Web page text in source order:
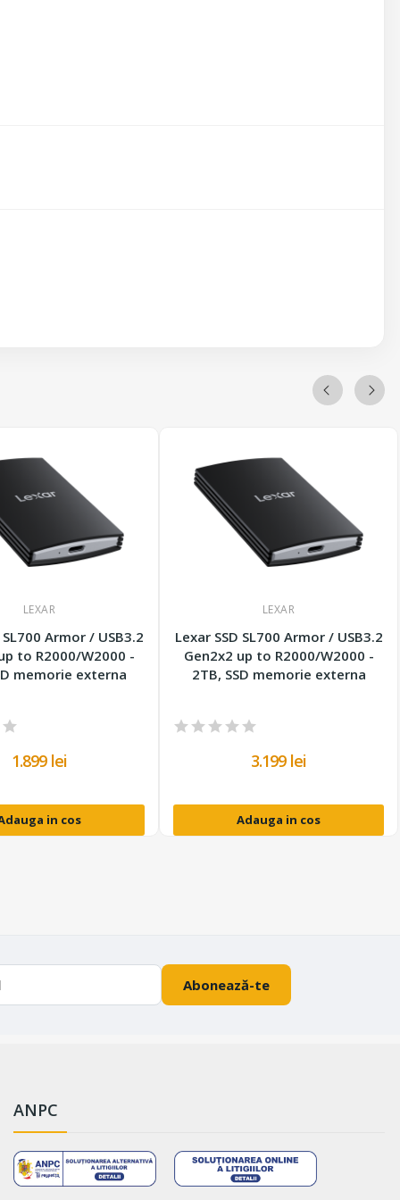
LEXAR
SL700 Armor / USB3.2
to R2000/W2000 -
memorie externa
1.899 lei
in cos
LEXAR
Lexar SSD SL700 Armor / USB3.2
Gen2x2 up to R2000/W2000 -
2TB, SSD memorie externa
3.199 lei
Adauga in cos
Abonează-te
ANPC